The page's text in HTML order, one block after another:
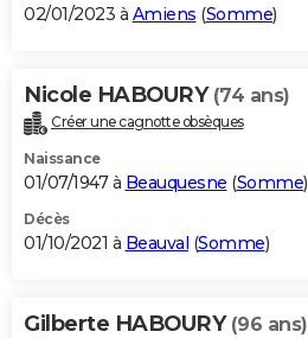
02/01/2023 à Amiens (Somme)
Nicole HABOURY (74 ans)
Créer une cagnotte obsèques
Naissance
01/07/1947 à Beauquesne (Somme)
Décès
01/10/2021 à Beauval (Somme)
Gilberte HABOURY (96 ans)